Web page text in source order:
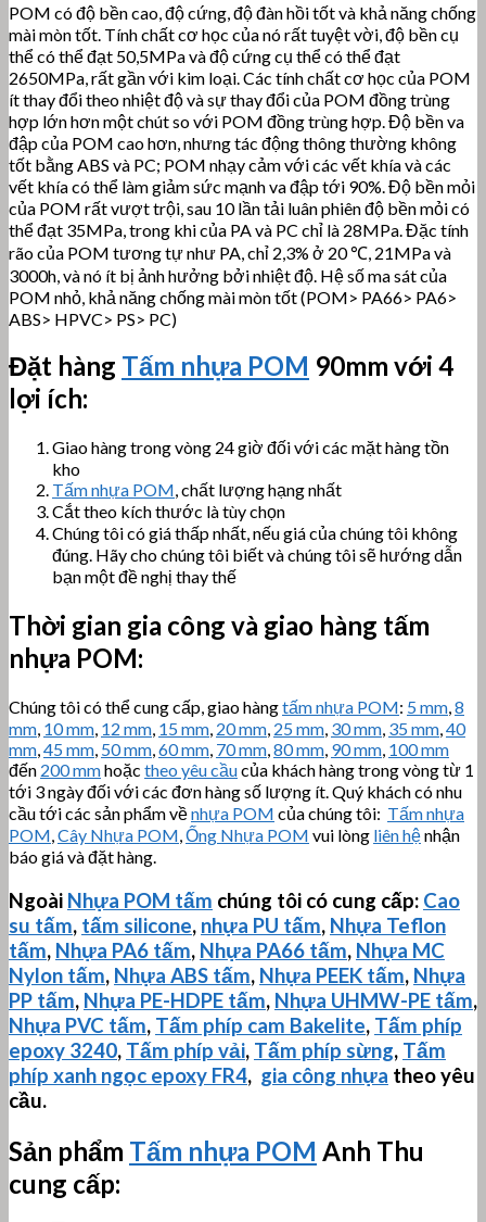
POM có độ bền cao, độ cứng, độ đàn hồi tốt và khả năng chống
mài mòn tốt. Tính chất cơ học của nó rất tuyệt vời, độ bền cụ
thể có thể đạt 50,5MPa và độ cứng cụ thể có thể đạt
2650MPa, rất gần với kim loại. Các tính chất cơ học của POM
ít thay đổi theo nhiệt độ và sự thay đổi của POM đồng trùng
hợp lớn hơn một chút so với POM đồng trùng hợp. Độ bền va
đập của POM cao hơn, nhưng tác động thông thường không
tốt bằng ABS và PC; POM nhạy cảm với các vết khía và các
vết khía có thể làm giảm sức mạnh va đập tới 90%. Độ bền mỏi
của POM rất vượt trội, sau 10 lần tải luân phiên độ bền mỏi có
thể đạt 35MPa, trong khi của PA và PC chỉ là 28MPa. Đặc tính
rão của POM tương tự như PA, chỉ 2,3% ở 20 ℃, 21MPa và
3000h, và nó ít bị ảnh hưởng bởi nhiệt độ. Hệ số ma sát của
POM nhỏ, khả năng chống mài mòn tốt (POM> PA66> PA6>
ABS> HPVC> PS> PC)
Đặt hàng Tấm nhựa POM 90mm với 4
lợi ích:
Giao hàng trong vòng 24 giờ đối với các mặt hàng tồn
kho
Tấm nhựa POM, chất lượng hạng nhất
Cắt theo kích thước là tùy chọn
Chúng tôi có giá thấp nhất, nếu giá của chúng tôi không
đúng. Hãy cho chúng tôi biết và chúng tôi sẽ hướng dẫn
bạn một đề nghị thay thế
Thời gian gia công và giao hàng tấm
nhựa POM:
Chúng tôi có thể cung cấp, giao hàngtấm nhựa POM: 5 mm,8
mm, 10 mm, 12 mm, 15 mm, 20 mm, 25 mm, 30 mm, 35 mm,40
mm,45 mm, 50 mm,60 mm, 70 mm,80 mm, 90 mm, 100 mm
đến 200 mmhoặc theo yêu cầucủa khách hàng trong vòng từ 1
tới 3 ngày đối với các đơn hàng số lượng ít. Quý khách có nhu
cầu tới các sản phẩm vềnhựa POM của chúng tôi: Tấm nhựa
POM,Cây Nhựa POM,Ống Nhựa POM vui lòng liên hệnhận
báo giá và đặt hàng.
Ngoài Nhựa POM tấm chúng tôi có cung cấp: Cao
su tấm, tấm silicone, nhựa PU tấm, Nhựa Teflon
tấm, Nhựa PA6 tấm, Nhựa PA66 tấm, Nhựa MC
Nylon tấm, Nhựa ABS tấm, Nhựa PEEK tấm, Nhựa
PP tấm, Nhựa PE-HDPE tấm, Nhựa UHMW-PE tấm,
Nhựa PVC tấm, Tấm phíp cam Bakelite, Tấm phíp
epoxy 3240, Tấm phíp vải, Tấm phíp sừng, Tấm
phíp xanh ngọc epoxy FR4, gia công nhựa theo yêu
cầu.
Sản phẩm Tấm nhựa POM Anh Thu
cung cấp: